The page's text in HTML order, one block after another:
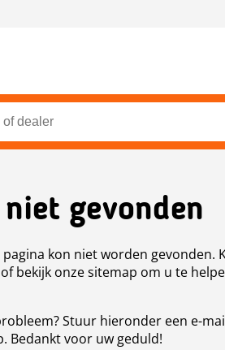
gevonden
pagina kon niet worden gevonden.
bekijk onze sitemap om u te
Stuur hieronder een e-
Bedankt voor uw geduld!